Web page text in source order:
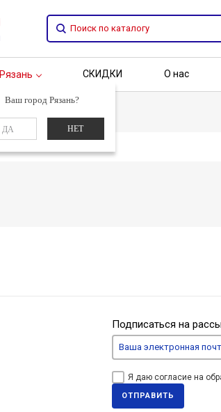
Рязань
Ваш город Рязань?
ДА НЕТ
СКИДКИ О нас
Подписаться на
Я даю согласие на
ОТПРАВИТЬ